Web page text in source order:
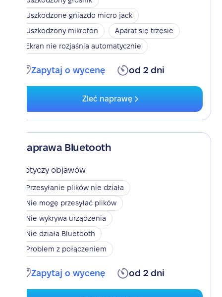
Uszkodzone gniazdo micro jack
Uszkodzony mikrofon
Aparat się trzęsie
Ekran nie rozjaśnia automatycznie
Zapytaj o wycenę od 2 dni
Zleć naprawę
Naprawa Bluetooth
Dotyczy objawów
Przesyłanie plików nie działa
Nie mogę przesyłać plików
Nie wykrywa urządzenia
Nie działa Bluetooth
Problem z połączeniem
Zapytaj o wycenę od 2 dni